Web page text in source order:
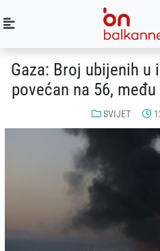
Gaza: Broj ubijenih u
povećan na 56,
SVIJET